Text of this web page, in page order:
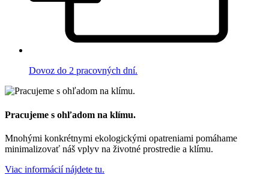
Dovoz do 2 pracovných dní.
Pracujeme s ohľadom na klímu.
Mnohými konkrétnymi ekologickými opatreniami pomáhame
minimalizovať náš vplyv na životné prostredie a klímu.
Viac informácií nájdete tu.